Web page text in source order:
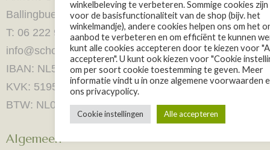
Ballingbuer 7 8511AJ Goingarijp
T: 06 222 970 26
info@schoonheidssalonefuente.nl
IBAN: NL51 RABO 0160 5525 67
KVK: 51953846
BTW: NL001434411B07
Algemeen
winkelbeleving te verbeteren. Sommige cookies
voor de basisfunctionaliteit van de shop (bijv. het
winkelmandje), andere cookies helpen ons om het
aanbod te verbeteren en om efficiënt te kunnen
kunt alle cookies accepteren door te kiezen voor
accepteren". U kunt ook kiezen voor "Cookie
om per soort cookie toestemming te geven. Meer
informatie vindt u in onze algemene voorwaarden
ons privacypolicy.
Cookie instellingen Alle accepteren